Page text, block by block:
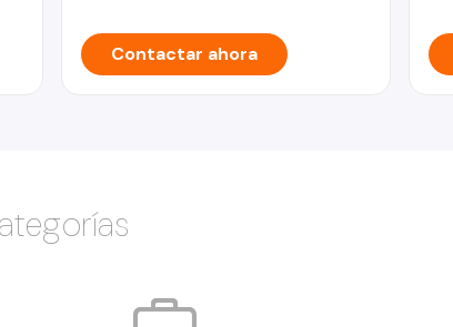
Contactar ahora